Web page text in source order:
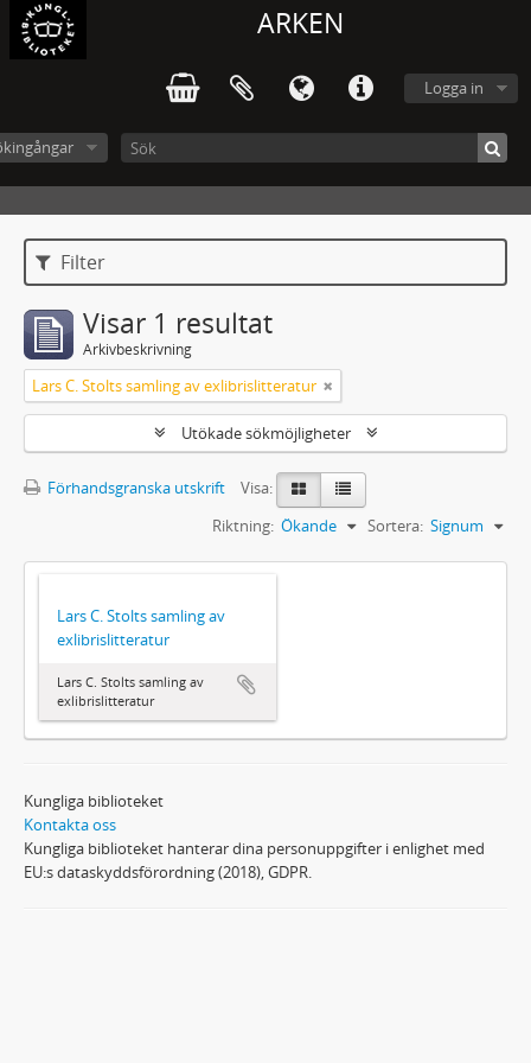
ARKEN
Logga in
Filter
Visar 1 resultat
Arkivbeskrivning
Lars C. Stolts samling av exlibrislitteratur
Utökade sökmöjligheter
Förhandsgranska utskrift
Visa:
Sortera: Signum
Riktning: Ökande
Lars C. Stolts samling av
exlibrislitteratur
Lars C. Stolts samling av
exlibrislitteratur
Kungliga biblioteket
Kontakta oss
Kungliga biblioteket hanterar dina personuppgifter i enlighet med
EU:s dataskyddsförordning (2018), GDPR.